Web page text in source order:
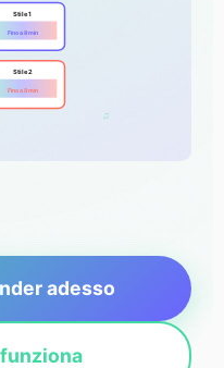
Stile 1
Fino a 8 min
Stile 2
Fino a 8 min
♫
adesso